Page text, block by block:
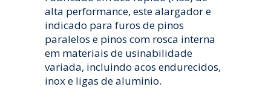
alta performance, este alargador e
indicado para furos de pinos
paralelos e pinos com rosca interna
em materiais de usinabilidade
variada, incluindo acos endurecidos,
inox e ligas de aluminio.